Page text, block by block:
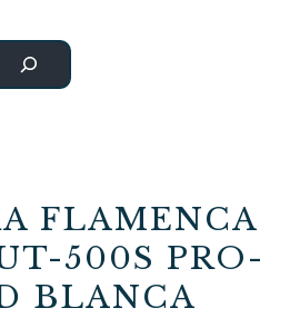
Buscar
FLAMENCA
500S PRO-
BLANCA